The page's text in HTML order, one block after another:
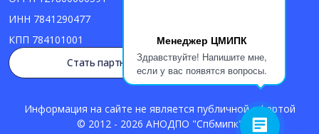
Менеджер ЦМИПК
Здравствуйте! Напишите мне,
если у вас появятся вопросы.
ИНН 7841290477
КПП 784101001
Стать партнером
Информация на сайте не является публичной офертой
© 2012 - 2026 АНОДПО "Спбмипк"